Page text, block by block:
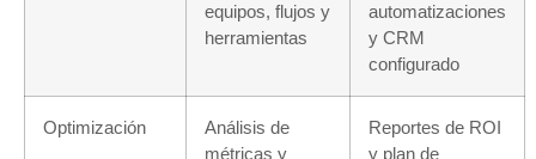
equipos, flujos y
herramientas
automatizaciones
y CRM
configurado
Optimización
Análisis de
métricas y
Reportes de ROI
y plan de